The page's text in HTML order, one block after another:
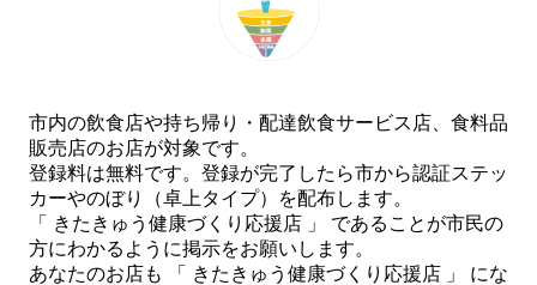
市内の飲食店や持ち帰り・配達飲食サービス店、食料品
販売店のお店が対象です。
登録料は無料です。登録が完了したら市から認証ステッ
カーやのぼり（卓上タイプ）を配布します。
「 きたきゅう健康づくり応援店 」 であることが市民の
方にわかるように掲示をお願いします。
あなたのお店も 「 きたきゅう健康づくり応援店 」 にな